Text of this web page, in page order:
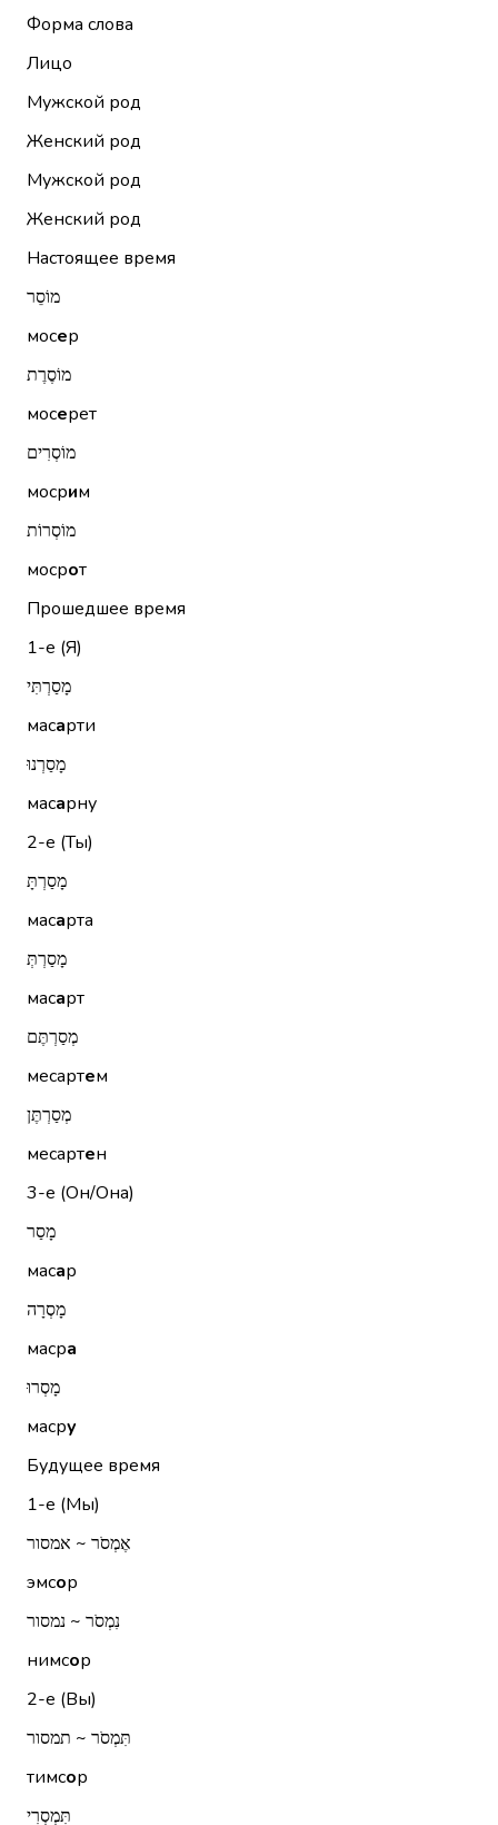
Форма слова
Лицо
Мужской род
Женский род
Мужской род
Женский род
Настоящее время
מוֹסֵר
мосер
מוֹסֶרֶת
мосерет
מוֹסְרִים
мосрим
מוֹסְרוֹת
мосрот
Прошедшее время
1-е (Я)
מָסַרְתִּי
масарти
מָסַרְנוּ
масарну
2-е (Ты)
מָסַרְתָּ
масарта
מָסַרְתְּ
масарт
מְסַרְתֶּם
месартем
מְסַרְתֶּן
месартен
3-е (Он/Она)
מָסַר
масар
מָסְרָה
масра
מָסְרוּ
масру
Будущее время
1-е (Мы)
אֶמְסֹר ~ אמסור
эмсор
נִמְסֹר ~ נמסור
нимсор
2-е (Вы)
תִּמְסֹר ~ תמסור
тимсор
תִּמְסְרִי